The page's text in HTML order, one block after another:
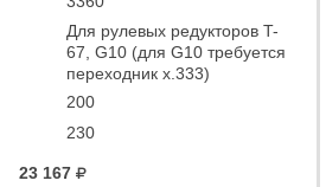
Для рулевых редукторов T-
67, G10 (для G10 требуется
переходник x.333)
200
230
23 167